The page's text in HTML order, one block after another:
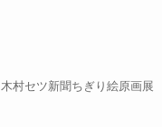
木村セツ新聞ちぎり絵原画展